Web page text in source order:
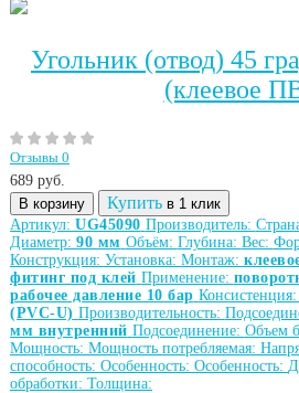
Угольник (отвод) 45
(клеевое
Отзывы 0
689 руб.
В корзину
Купить в 1 клик
Артикул: UG45090 Производитель:
Диаметр: 90 мм Объём: Глубина: Вес:
Конструкция: Установка: Монтаж:
фитинг под клей Применение:
рабочее давление 10 бар Консистенция:
(PVC-U) Производительность:
мм внутренний Подсоединение: Объем
Мощность: Мощность потребляемая:
способность: Особенность: Особенность:
обработки: Толщина: